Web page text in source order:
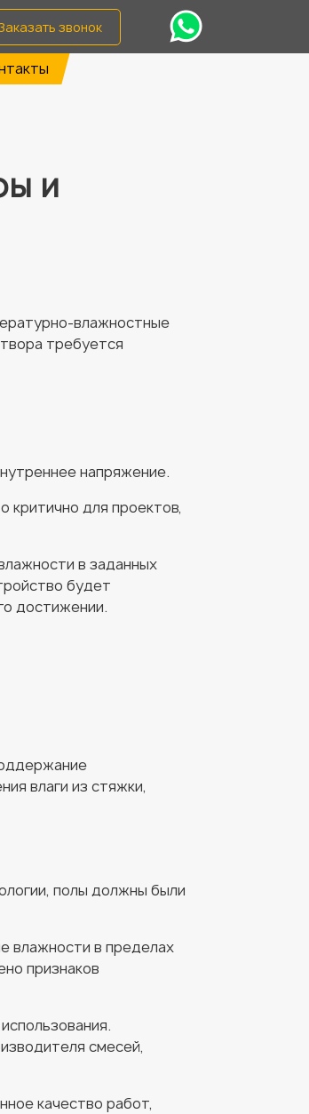
звонок
и
влажностные
требуется
напряжение.
критично для проектов,
в заданных
будет
достижении.
влаги из стяжки,
полы должны были
влажности в пределах
признаков
смесей,
качество работ,